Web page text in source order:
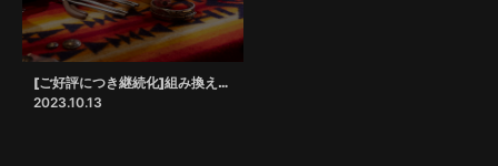
[ご好評につき継続化]組み換えサービス
2023.10.13